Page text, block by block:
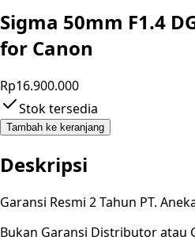
Sigma 50mm F1.4
for Canon
Rp16.900.000
Stok tersedia
Tambah ke keranjang
Deskripsi
Garansi Resmi 2 Tahun PT.
Bukan Garansi Distributor atau